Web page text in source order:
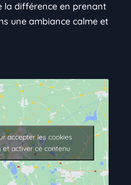
la différence en prenant
une ambiance calme et
accepter les cookies
et activer ce contenu